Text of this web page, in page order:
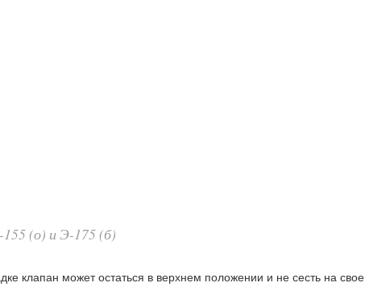
(о) и Э-175 (б)
клапан может остаться в верхнем положении и не сесть на свое